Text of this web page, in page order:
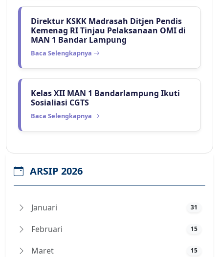
Direktur KSKK Madrasah Ditjen Pendis
Kemenag RI Tinjau Pelaksanaan OMI di
MAN 1 Bandar Lampung
Baca Selengkapnya
Kelas XII MAN 1 Bandarlampung Ikuti
Sosialiasi CGTS
Baca Selengkapnya
ARSIP 2026
Januari 31
Februari 15
Maret 15